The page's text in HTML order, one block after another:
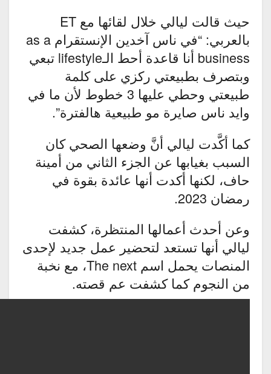
حيث قالت ليالي خلال لقائها مع ET
بالعربي: “في ناس آخدين الإنستقرام as a
business أنا قاعدة أحط الـlifestyle تبعي
وبتصرف بطبيعتي ركزي على كلمة
طبيعتي وحطي عليها 3 خطوط لأن ما في
وايد ناس صايرة مو طبيعية هالفترة”.
كما أكَّدت ليالي أنَّ وضعها الصحي كان
السبب بغيابها عن الجزء الثاني من أمينة
حاف، لكنها أكدت أنها عائدة بقوة في
رمضان 2023.
وعن أحدث أعمالها المنتظرة، كشفت
ليالي أنها تستعد لتحضير عمل جديد لإحدى
المنصات يحمل اسم The next، مع نخبة
من النجوم كما كشفت عم قصته.